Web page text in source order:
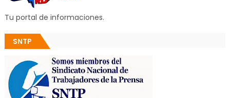
Tu portal de informaciones.
SNTP